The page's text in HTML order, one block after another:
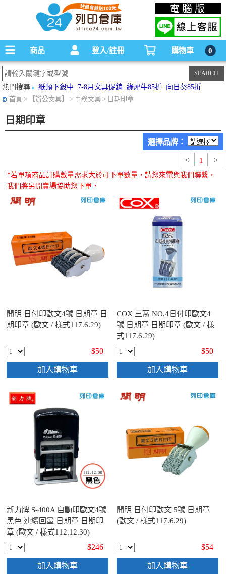
碳粉匣，墨水匣,原廠碳粉匣，副廠碳粉匣，環保碳粉匣,連續供墨印表機-office24列印
倉庫線上購物手機版
電腦版
商品 登入/註冊 購物車 0
熱門搜尋 紙類下殺中 7-8月文具促銷 綠犀牛85折 向日葵85折
首頁 > 【辦公文具】 > 事務文具 > 日期印章
日期印章
選擇品牌：
< 1 >
*若單項商品訂購數量需求大於可下單數量，請您來電與我們聯繫，
我們將另開賣場協助您下單．
開明 日付印歐文4號 日期章 日
期印章 (歐文 / 樣式117.6.29)
$50
加入購物車
COX 三燕 NO.4日付印歐文4
號 日期章 日期印章 (歐文 / 樣
式117.6.29)
$50
加入購物車
新力牌 S-400A 自動印歐文4號
黑色 連續回墨 日期章 日期印
章 (歐文 / 樣式112.12.30)
$246
加入購物車
開明 日付印歐文 5號 日期章
(歐文 / 樣式117.6.29)
$54
加入購物車